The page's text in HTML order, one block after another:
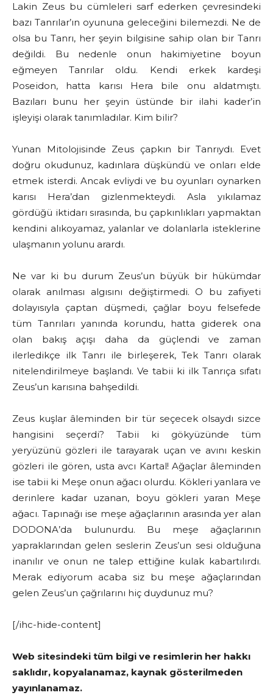
Lakin Zeus bu cümleleri sarf ederken çevresindeki
bazı Tanrılar’ın oyununa geleceğini bilemezdi. Ne de
olsa bu Tanrı, her şeyin bilgisine sahip olan bir Tanrı
değildi. Bu nedenle onun hakimiyetine boyun
eğmeyen Tanrılar oldu. Kendi erkek kardeşi
Poseidon, hatta karısı Hera bile onu aldatmıştı.
Bazıları bunu her şeyin üstünde bir ilahi kader’in
işleyişi olarak tanımladılar. Kim bilir?
Yunan Mitolojisinde Zeus çapkın bir Tanrıydı. Evet
doğru okudunuz, kadınlara düşkündü ve onları elde
etmek isterdi. Ancak evliydi ve bu oyunları oynarken
karısı Hera’dan gizlenmekteydi. Asla yıkılamaz
gördüğü iktidarı sırasında, bu çapkınlıkları yapmaktan
kendini alıkoyamaz, yalanlar ve dolanlarla isteklerine
ulaşmanın yolunu arardı.
Ne var ki bu durum Zeus’un büyük bir hükümdar
olarak anılması algısını değiştirmedi. O bu zafiyeti
dolayısıyla çaptan düşmedi, çağlar boyu felsefede
tüm Tanrıları yanında korundu, hatta giderek ona
olan bakış açışı daha da güçlendi ve zaman
ilerledikçe ilk Tanrı ile birleşerek, Tek Tanrı olarak
nitelendirilmeye başlandı. Ve tabii ki ilk Tanrıça sıfatı
Zeus’un karısına bahşedildi.
Zeus kuşlar âleminden bir tür seçecek olsaydı sizce
hangisini seçerdi? Tabii ki gökyüzünde tüm
yeryüzünü gözleri ile tarayarak uçan ve avını keskin
gözleri ile gören, usta avcı Kartal! Ağaçlar âleminden
ise tabii ki Meşe onun ağacı olurdu. Kökleri yanlara ve
derinlere kadar uzanan, boyu gökleri yaran Meşe
ağacı. Tapınağı ise meşe ağaçlarının arasında yer alan
DODONA’da bulunurdu. Bu meşe ağaçlarının
yapraklarından gelen seslerin Zeus’un sesi olduğuna
inanılır ve onun ne talep ettiğine kulak kabartılırdı.
Merak ediyorum acaba siz bu meşe ağaçlarından
gelen Zeus’un çağrılarını hiç duydunuz mu?
[/ihc-hide-content]
Web sitesindeki tüm bilgi ve resimlerin her hakkı
saklıdır, kopyalanamaz, kaynak gösterilmeden
yayınlanamaz.